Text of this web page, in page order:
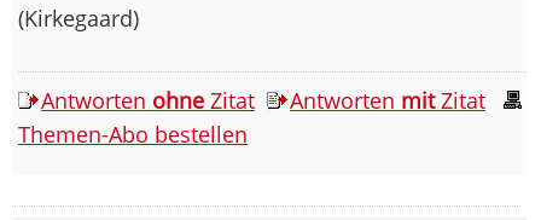
(Kirkegaard)
Antworten ohne Zitat Antworten mitZitat
Themen-Abo bestellen